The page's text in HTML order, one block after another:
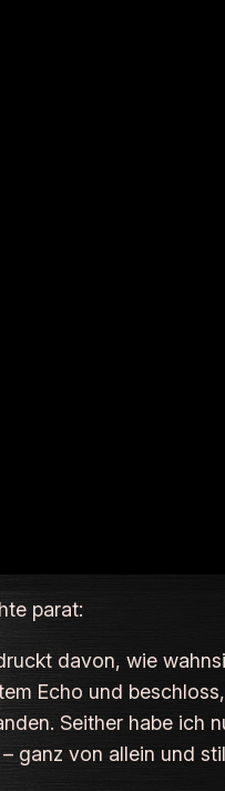
parat:
davon, wie
Echo und
Seither habe ich
ganz von allein und